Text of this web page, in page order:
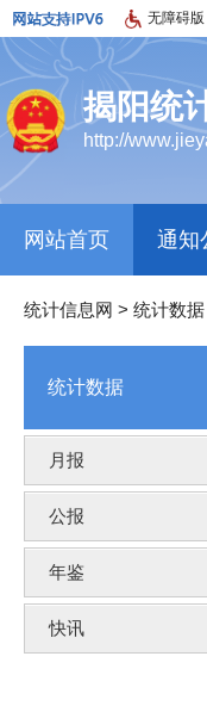
无障碍版
揭阳统
http://
网站首页 通知
统计信息网 > 统计数据
统计数据
月报
公报
年鉴
快讯